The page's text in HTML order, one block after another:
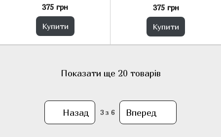
375 грн
Купити
коричневий
375 грн
Купити
Показати ще 20 товарів
Назад 3 з 6 Вперед